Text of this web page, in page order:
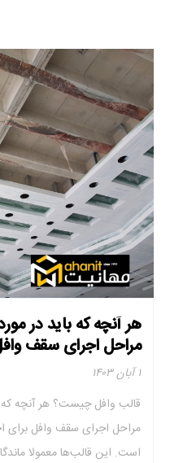
هر آنچه که باید در
مراحل اجرای سقف
۱ آبان ۱۴۰۳
قالب وافل چیست؟ هر آنچه که
مراحل اجرای سقف وافل برای
است. این قالب‌ها معمولا